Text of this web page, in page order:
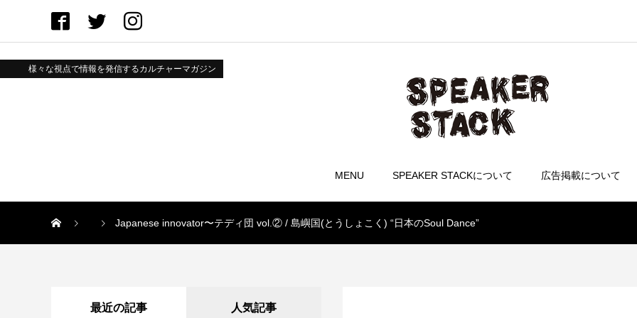
様々な視点で情報を発信するカルチャーマガジン
MENU SPEAKER STACKについて 広告掲載について
Japanese innovator〜テディ団 vol.② / 島嶼国(とうしょこく) “日本のSoul Dance”
最近の記事 人気記事